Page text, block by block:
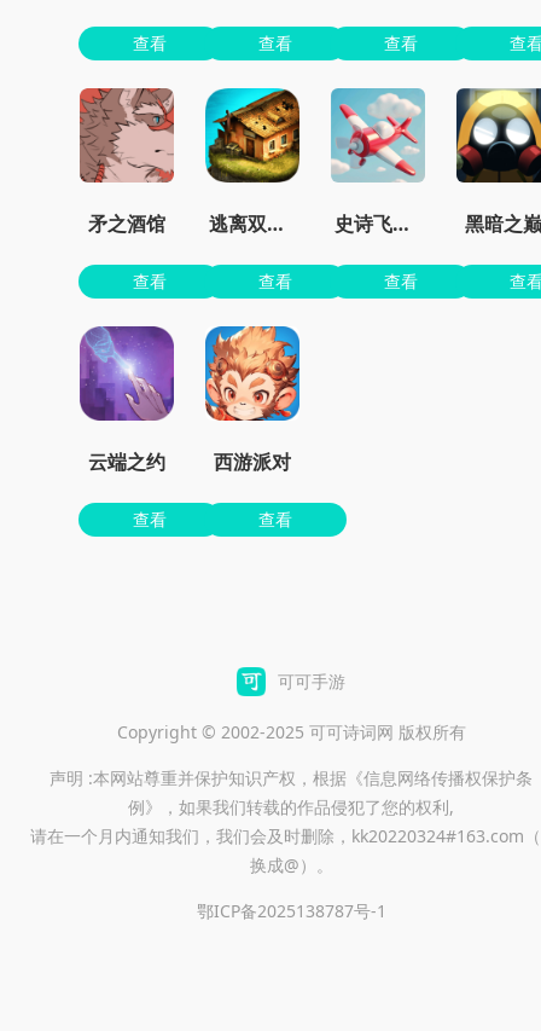
查看 查看 查看 查
矛之酒馆
查看
逃离双塔湾
查看
史诗飞机进化
查看
黑暗之巅
查
云端之约
查看
西游派对
查看
可可手游
Copyright © 2002-2025 可可诗词网 版权所有
声明 :本网站尊重并保护知识产权，根据《信息网络传播权保护条
例》，如果我们转载的作品侵犯了您的权利,
请在一个月内通知我们，我们会及时删除，kk20220324#163.com
换成@）。
鄂ICP备2025138787号-1